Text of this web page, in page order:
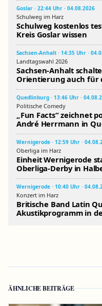
Goslar · 22:44 Uhr · 04.08.2026
Schulweg im Harz
Schulweg kostenlos
Kreis Goslar wissen
Sachsen-Anhalt · 14:35 Uhr ·
Landtagswahl 2026
Sachsen-Anhalt
Orientierung auch für
Quedlinburg · 13:46 Uhr ·
Politische Comedy
„Fun Facts“ zeichnet
André Herrmann in
Wernigerode · 12:59 Uhr ·
Oberliga im Harz
Einheit Wernigerode
Oberliga-Derby in
Wernigerode · 10:40 Uhr ·
Konzert im Harz
Britische Band Latin
Akustikprogramm in
ÄHNLICHE BEITRÄGE